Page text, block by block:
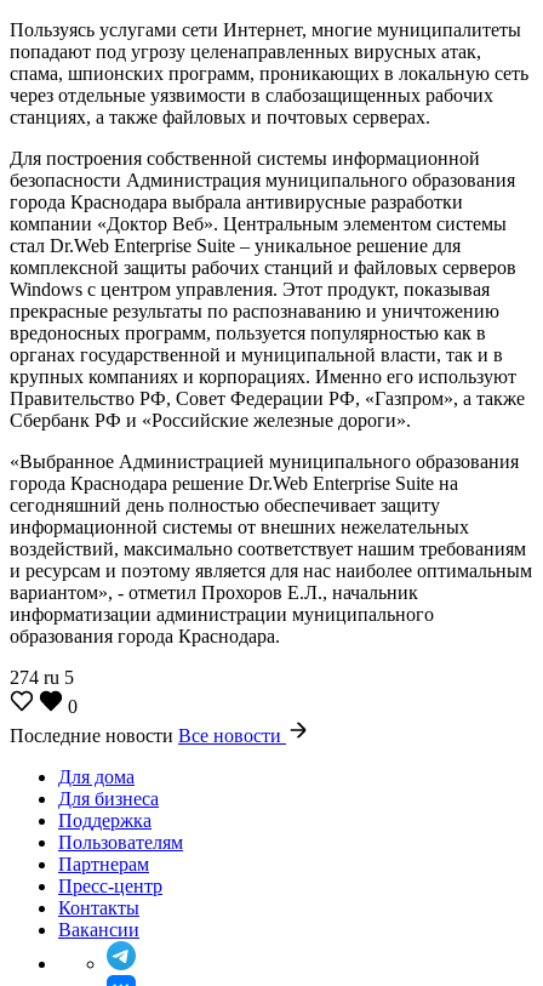
Пользуясь услугами сети Интернет, многие муниципалитеты
попадают под угрозу целенаправленных вирусных атак,
спама, шпионских программ, проникающих в локальную сеть
через отдельные уязвимости в слабозащищенных рабочих
станциях, а также файловых и почтовых серверах.
Для построения собственной системы информационной
безопасности Администрация муниципального образования
города Краснодара выбрала антивирусные разработки
компании «Доктор Веб». Центральным элементом системы
стал Dr.Web Enterprise Suite – уникальное решение для
комплексной защиты рабочих станций и файловых серверов
Windows с центром управления. Этот продукт, показывая
прекрасные результаты по распознаванию и уничтожению
вредоносных программ, пользуется популярностью как в
органах государственной и муниципальной власти, так и в
крупных компаниях и корпорациях. Именно его используют
Правительство РФ, Совет Федерации РФ, «Газпром», а также
Сбербанк РФ и «Российские железные дороги».
«Выбранное Администрацией муниципального образования
города Краснодара решение Dr.Web Enterprise Suite на
сегодняшний день полностью обеспечивает защиту
информационной системы от внешних нежелательных
воздействий, максимально соответствует нашим требованиям
и ресурсам и поэтому является для нас наиболее оптимальным
вариантом», - отметил Прохоров Е.Л., начальник
информатизации администрации муниципального
образования города Краснодара.
274 ru 5
0
Последние новости Все новости
Для дома
Для бизнеса
Поддержка
Пользователям
Партнерам
Пресс-центр
Контакты
Вакансии